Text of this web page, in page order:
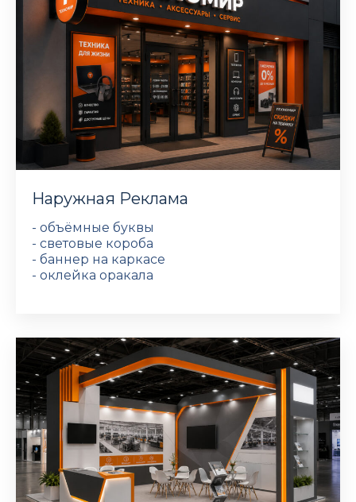
Наружная Реклама
- объёмные буквы
- световые короба
- баннер на каркасе
- оклейка оракала